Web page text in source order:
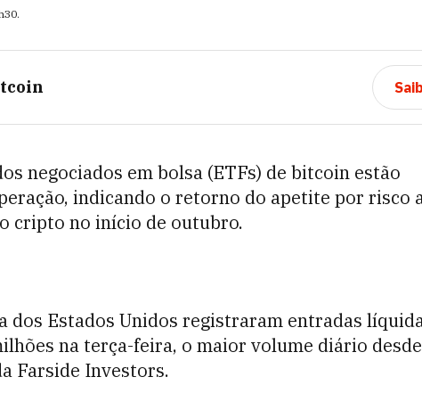
.
negociados em bolsa (ETFs) de bitcoin estão
indicando o retorno do apetite por risco
cripto no início de outubro.
dos Estados Unidos registraram entradas
na terça-feira, o maior volume diário
Farside Investors.